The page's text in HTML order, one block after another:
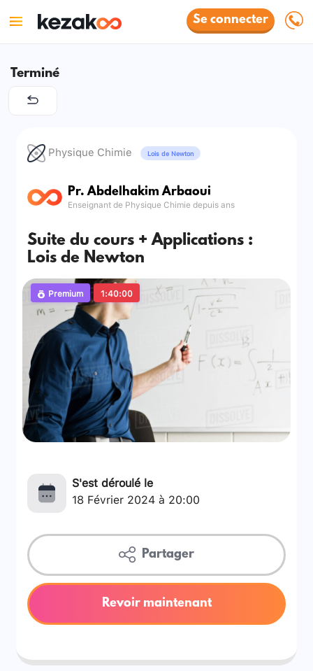
Se connecter
Terminé
Physique Chimie Lois de Newton
Pr. Abdelhakim Arbaoui
Enseignant de Physique Chimie depuis ans
Suite du cours + Applications :
Lois de Newton
Premium 1:40:00
S'est déroulé le
18 Février 2024 à 20:00
Partager
Revoir maintenant